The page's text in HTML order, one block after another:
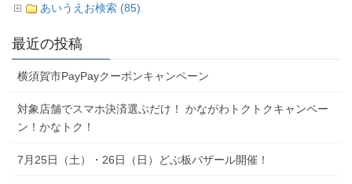
あいうえお検索 (85)
最近の投稿
横須賀市PayPayクーポンキャンペーン
対象店舗でスマホ決済選ぶだけ！ かながわトクトクキャンペー
ン！かなトク！
7月25日（土）・26日（日）どぶ板バザール開催！